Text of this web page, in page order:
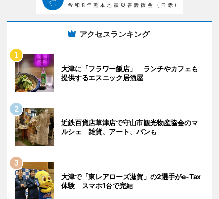
アクセスランキング
大津に「フラワー飯店」 ランチやカフェも
提供するエスニック居酒屋
近鉄百貨店草津店で守山市観光物産協会のマ
ルシェ 雑貨、アート、パンも
大津で「東レアローズ滋賀」の2選手がe-Tax
体験 スマホ1台で完結